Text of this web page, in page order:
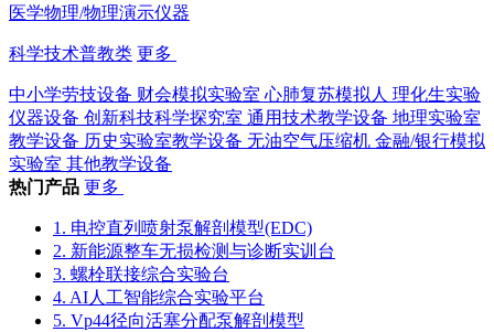
医学物理/物理演示仪器
科学技术普教类 更多
中小学劳技设备 财会模拟实验室 心肺复苏模拟人 理化生实验
仪器设备 创新科技科学探究室 通用技术教学设备 地理实验室
教学设备 历史实验室教学设备 无油空气压缩机 金融/银行模拟
实验室 其他教学设备
热门产品 更多
1. 电控直列喷射泵解剖模型(EDC)
2. 新能源整车无损检测与诊断实训台
3. 螺栓联接综合实验台
4. AI人工智能综合实验平台
5. Vp44径向活塞分配泵解剖模型